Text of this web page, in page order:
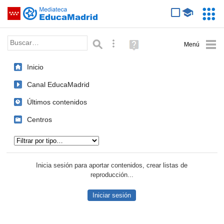
Saltar navegación
Palabra o frase: Búsqueda avanzada
Ayuda
(en
Inicio
Canal EducaMadrid
Últimos contenidos
Centros
Inicia sesión para aportar contenidos, crear listas de
reproducción...
Iniciar sesión